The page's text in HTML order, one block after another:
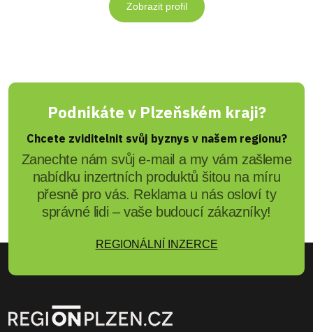
Zobrazit profil
Podnikáte v Plzeňském kraji?
Chcete zviditelnit svůj byznys v našem regionu?
Zanechte nám svůj e-mail a my vám zašleme
nabídku inzertních produktů šitou na míru
přesně pro vás. Reklama u nás osloví ty
správné lidi – vaše budoucí zákazníky!
REGIONÁLNÍ INZERCE